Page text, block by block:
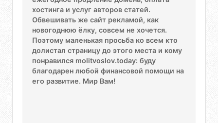
хостинга и услуг авторов статей.
Обвешивать же сайт рекламой, как
новогоднюю ёлку, совсем не хочется.
Поэтому маленькая просьба ко всем кто
долистал страницу до этого места и кому
понравился molitvoslov.today: буду
благодарен любой финансовой помощи на
его развитие. Мир Вам!